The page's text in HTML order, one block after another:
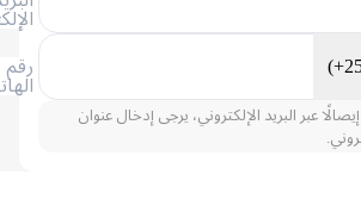
الإلكتروني
الهاتف
البريد الإلكتروني، يرجى إدخال عنوان